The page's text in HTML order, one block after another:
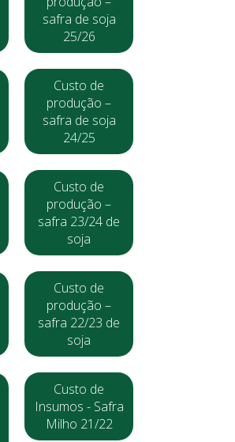
safra de soja
25/26
Custo de
produção –
safra de soja
24/25
Custo de
produção –
safra 23/24 de
soja
Custo de
produção –
safra 22/23 de
soja
Custo de
Insumos - Safra
Milho 21/22